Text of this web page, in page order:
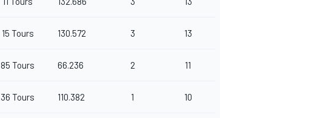
15 Tours 130.572 3 13
85 Tours 66.236 2 11
36 Tours 110.382 1 10